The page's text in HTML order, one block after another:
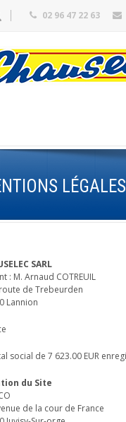
02 96 47 22 63
LÉGALES
SARL
: M. Arnaud COTREUIL
de Trebeurden
Lannion
social de 7 623.00 EUR
du Site
de la cour de France